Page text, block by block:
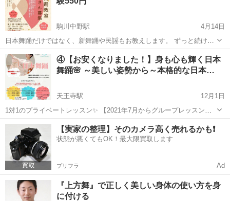
駒川中野駅
4月14日
日本舞踊だけではなく、新舞踊や民謡もお教えします。 ずっと続けら
れる趣味として、また披露できる芸を身につけるために始めてみませ
んか？ 丁寧にお教えしますので、踊りが未経験の方もぜひご参加くだ
さい。 ～着物で踊り...
大阪 大阪市 駒川中野駅 日本舞踊 新舞踊
④【お安くなりました！】身も心も輝く日本
舞踊🌸 ～美しい姿勢から～本格的な日本…
天王寺駅
12月1日
1対1のプライベートレッスン✨ 【2021年7月からグループレッスンも
スタートしました！】 【2023年1月から価格改定により下記にお月謝
記載しております】 踊るだけではなく、立ち座りや歩き方、日頃のち
ょっとした所...
大阪 大阪市 天王寺駅 日本舞踊 レッスン
【実家の整理】そのカメラ高く売れるかも❗️
状態が悪くてもOK！最大限買取します
プリフラ Ad
『上方舞』で正しく美しい身体の使い方を身
に付ける